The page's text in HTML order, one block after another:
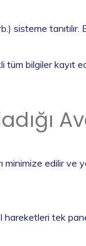
tanıtılır.
tüm bilgiler kayıt
edilir ve
hareketleri tek